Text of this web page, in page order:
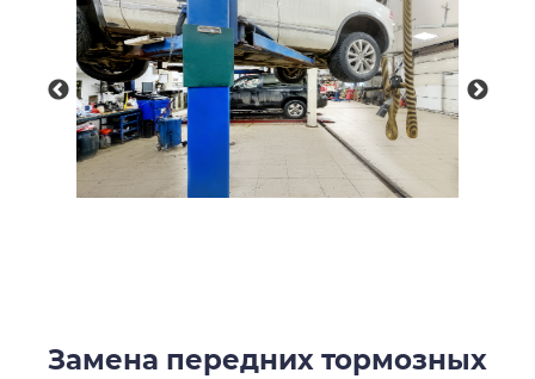
Замена передних тормозных